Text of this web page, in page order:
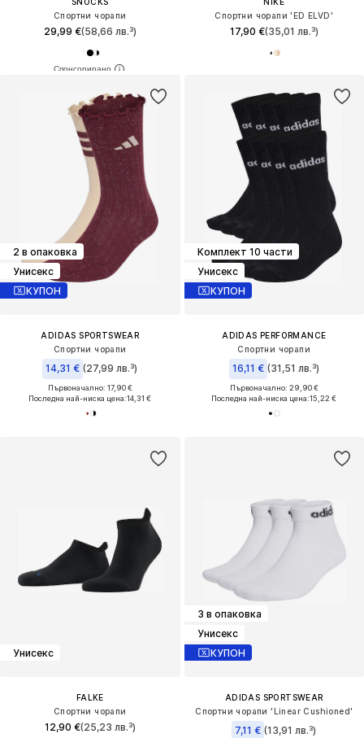
Спортни чорапи
29,99 €(58,66 лв.³)
Спортни чорапи 'ED ELVD'
17,90 €(35,01 лв.³)
2 в опаковка
Унисекс
КУПОН
ADIDAS SPORTSWEAR
Спортни чорапи
14,31 € (27,99 лв.³)
Първоначално: 17,90 €
Последна най-ниска цена:14,31 €
Комплект 10 части
Унисекс
КУПОН
ADIDAS PERFORMANCE
Спортни чорапи
16,11 € (31,51 лв.³)
Първоначално: 29,90 €
Последна най-ниска цена:15,22 €
Унисекс
FALKE
Спортни чорапи
12,90 €(25,23 лв.³)
3 в опаковка
Унисекс
КУПОН
ADIDAS SPORTSWEAR
Спортни чорапи 'Linear Cushioned'
7,11 € (13,91 лв.³)